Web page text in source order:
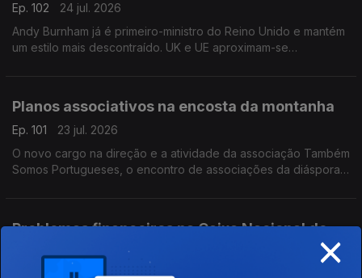
Ep. 102
24 jul. 2026
Andy Burnham já é primeiro-ministro do Reino Unido e mantém
um estilo mais descontraído. UK e UE aproximam-se
Planos associativos na encosta da montanha
Ep. 101
23 jul. 2026
O novo cargo na direção e a atividade da associação Também
Somos Portugueses, o encontro de associações da diáspora
Problemas financeiros na Caixa Nacional de
Saúde no Luxemburgo
21 jul. 2026
×